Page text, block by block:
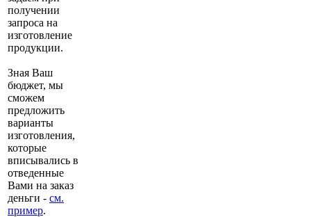
получении
запроса на
изготовление
продукции.
Зная Ваш
бюджет, мы
сможем
предложить
варианты
изготовления,
которые
вписывались в
отведенные
Вами на заказ
деньги - см.
пример.